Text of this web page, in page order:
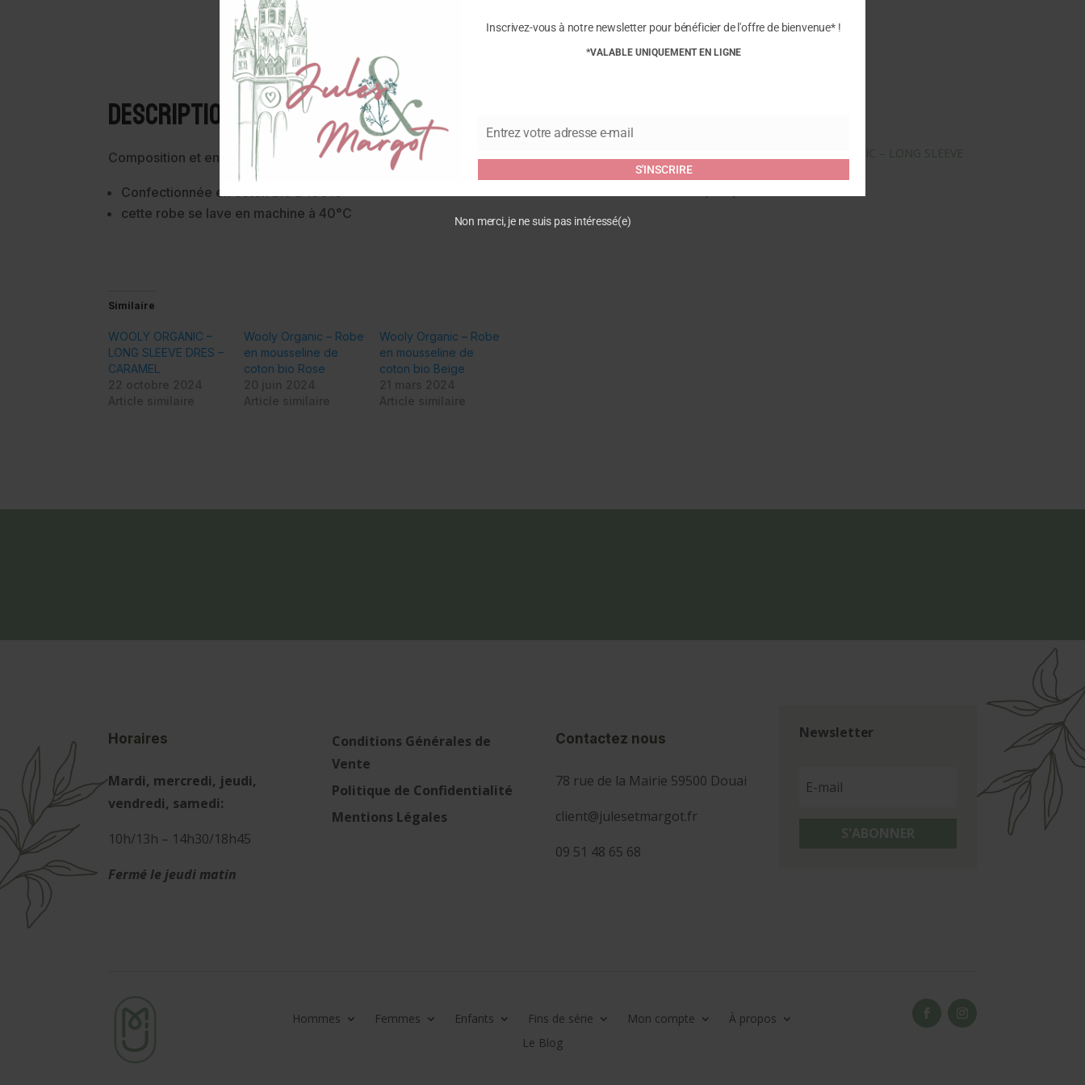
-
BLEU
Description
Composition et entretien:
Confectionnée en coton bio à 100%
cette robe se lave en machine à 40°C
Similaire
WOOLY ORGANIC –
LONG SLEEVE DRES –
CARAMEL
Wooly Organic – Robe
en mousseline de
coton bio Rose
Wooly Organic – Robe
en mousseline de
coton bio Beige
Soyez le premier à laisser votre avis sur “WOOLY ORGANIC – LONG SLEEVE
DRES – BLEU”
Horaires
Mardi, mercredi, jeudi,
vendredi, samedi:
10h/13h – 14h30/18h45
Fermé le jeudi matin
Conditions Générales de
Vente
Politique de Confidentialité
Mentions Légales
Contactez nous
78 rue de la Mairie 59500 Douai
client@julesetmargot.fr
09 51 48 65 68
Newsletter
S'ABONNER
Hommes Femmes Enfants Fins de série Mon compte
À propos
Le Blog
Inscrivez-vous à notre newsletter pour bénéficier de l'offre de bienvenue* !
*VALABLE UNIQUEMENT EN LIGNE
Email
Entrez votre adresse e-mail
S'INSCRIRE
Non merci, je ne suis pas intéressé(e)